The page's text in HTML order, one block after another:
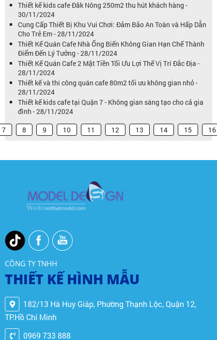
Thiết kế kids cafe Đăk Nông 250m2 thu hút khách hàng -
30/11/2024
Cung Cấp Thiết Bị Khu Vui Chơi: Đảm Bảo An Toàn và Hấp Dẫn
Cho Trẻ Em - 28/11/2024
Thiết Kế Quán Cafe Nhà Ống Biến Không Gian Hạn Chế Thành
Điểm Đến Lý Tưởng - 28/11/2024
Thiết Kế Quán Cafe 2 Mặt Tiền Tối Ưu Lợi Thế Vị Trí Đắc Địa -
28/11/2024
Thiết kế và thi công quán cafe 80m2 tối ưu không gian nhỏ -
28/11/2024
Thiết kế kids cafe tại Quận 7 - Không gian sáng tạo cho cả gia
đình - 28/11/2024
7 8 9 10 11 12 13 14 15 16
CÔNG TY TNHH
THIẾT KẾ HÌNH MẪU
182/13 Hà Huy Giáp, Phường Thạnh Lộc, Quận 12,
TP.Hồ Chí Minh
0969 733 888